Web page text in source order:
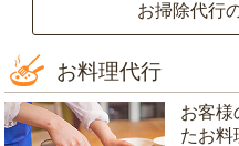
お掃除代行
お料理代行
お客様
たお料